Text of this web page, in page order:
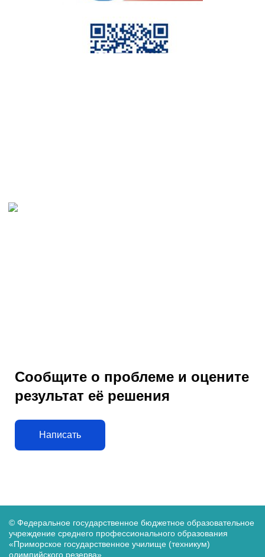
Сообщите о проблеме и оцените
результат её решения
Написать
© Федеральное государственное бюджетное образовательное
учреждение среднего профессионального образования
«Приморское государственное училище (техникум)
олимпийского резерва»